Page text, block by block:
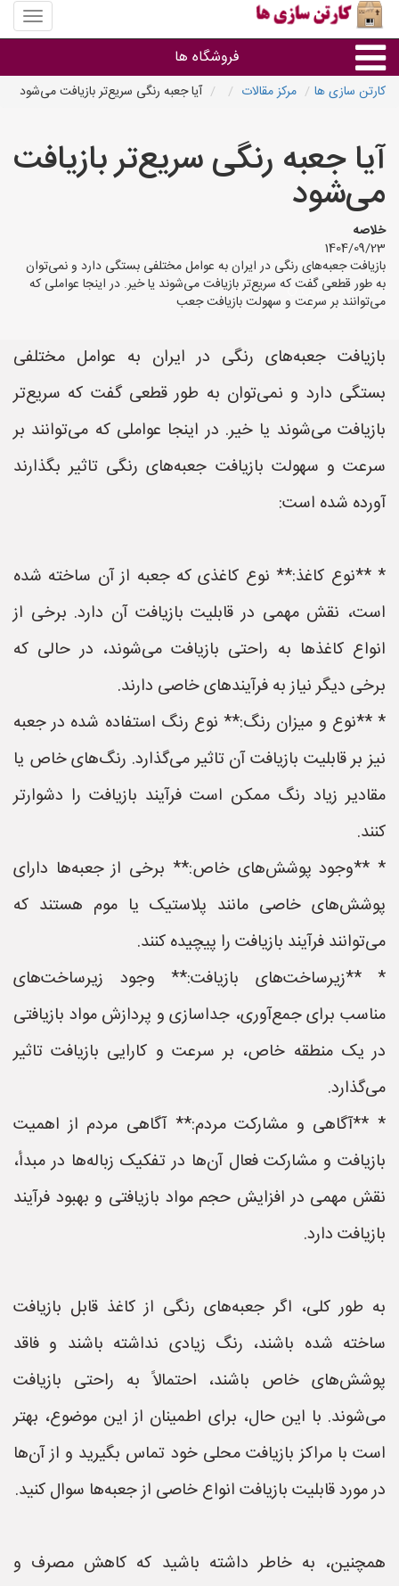
منوی
سایت
سازی
ها
فروشگاه ها
سایر گروه ها
کارتن سازی ها مرکز مقالات آیا جعبه‌ رنگی سریع‌تر بازیافت می‌شود
آیا جعبه‌ رنگی سریع‌تر بازیافت
می‌شود
خلاصه
1404/09/23
بازیافت جعبه‌های رنگی در ایران به عوامل مختلفی بستگی دارد و نمی‌توان
به طور قطعی گفت که سریع‌تر بازیافت می‌شوند یا خیر. در اینجا عواملی که
می‌توانند بر سرعت و سهولت بازیافت جعب
بازیافت جعبه‌های رنگی در ایران به عوامل مختلفی
بستگی دارد و نمی‌توان به طور قطعی گفت که سریع‌تر
بازیافت می‌شوند یا خیر. در اینجا عواملی که می‌توانند بر
سرعت و سهولت بازیافت جعبه‌های رنگی تاثیر بگذارند
آورده شده است:
* **نوع کاغذ:** نوع کاغذی که جعبه از آن ساخته شده
است، نقش مهمی در قابلیت بازیافت آن دارد. برخی از
انواع کاغذها به راحتی بازیافت می‌شوند، در حالی که
برخی دیگر نیاز به فرآیندهای خاصی دارند.
* **نوع و میزان رنگ:** نوع رنگ استفاده شده در جعبه
نیز بر قابلیت بازیافت آن تاثیر می‌گذارد. رنگ‌های خاص یا
مقادیر زیاد رنگ ممکن است فرآیند بازیافت را دشوارتر
کنند.
* **وجود پوشش‌های خاص:** برخی از جعبه‌ها دارای
پوشش‌های خاصی مانند پلاستیک یا موم هستند که
می‌توانند فرآیند بازیافت را پیچیده کنند.
* **زیرساخت‌های بازیافت:** وجود زیرساخت‌های
مناسب برای جمع‌آوری، جداسازی و پردازش مواد بازیافتی
در یک منطقه خاص، بر سرعت و کارایی بازیافت تاثیر
می‌گذارد.
* **آگاهی و مشارکت مردم:** آگاهی مردم از اهمیت
بازیافت و مشارکت فعال آن‌ها در تفکیک زباله‌ها در مبدأ،
نقش مهمی در افزایش حجم مواد بازیافتی و بهبود فرآیند
بازیافت دارد.
به طور کلی، اگر جعبه‌های رنگی از کاغذ قابل بازیافت
ساخته شده باشند، رنگ زیادی نداشته باشند و فاقد
پوشش‌های خاص باشند، احتمالاً به راحتی بازیافت
می‌شوند. با این حال، برای اطمینان از این موضوع، بهتر
است با مراکز بازیافت محلی خود تماس بگیرید و از آن‌ها
در مورد قابلیت بازیافت انواع خاصی از جعبه‌ها سوال کنید.
همچنین، به خاطر داشته باشید که کاهش مصرف و